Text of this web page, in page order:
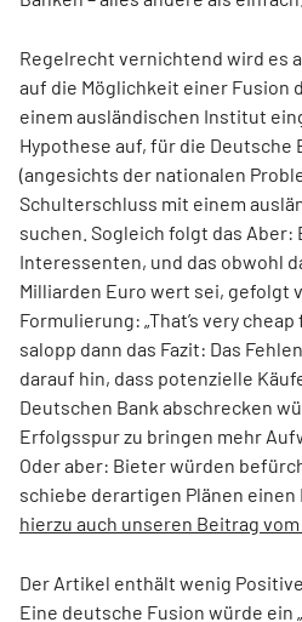
Regelrecht vernichtend wird es
auf die Möglichkeit einer Fusion
einem ausländischen Institut
Hypothese auf, für die Deutsche
(angesichts der nationalen
Schulterschluss mit einem
suchen. Sogleich folgt das Aber:
Interessenten, und das obwohl
Milliarden Euro wert sei, gefolgt
Formulierung: „That’s very
salopp dann das Fazit: Das
darauf hin, dass potenzielle
Deutschen Bank abschrecken
Erfolgsspur zu bringen mehr
Oder aber: Bieter würden
schiebe derartigen Plänen einen
hierzu auch unseren Beitrag vom
Der Artikel enthält wenig
Eine deutsche Fusion würde ein